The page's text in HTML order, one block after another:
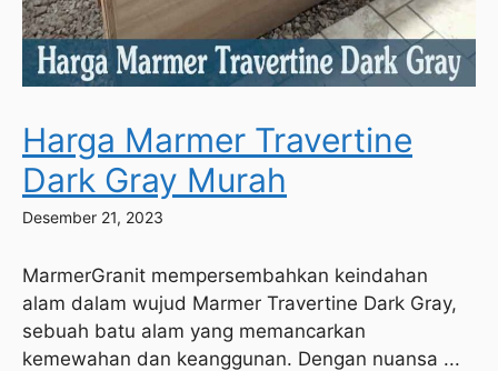
Harga Marmer Travertine
Dark Gray Murah
Desember 21, 2023
MarmerGranit mempersembahkan keindahan
alam dalam wujud Marmer Travertine Dark Gray,
sebuah batu alam yang memancarkan
kemewahan dan keanggunan. Dengan nuansa ...